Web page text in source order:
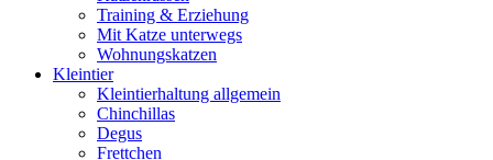
Training & Erziehung
Mit Katze unterwegs
Wohnungskatzen
Kleintier
Kleintierhaltung allgemein
Chinchillas
Degus
Frettchen